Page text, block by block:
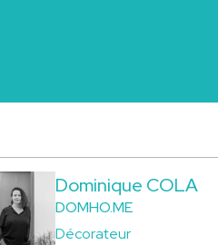
Dominique COLA
DOMHO.ME
Décorateur